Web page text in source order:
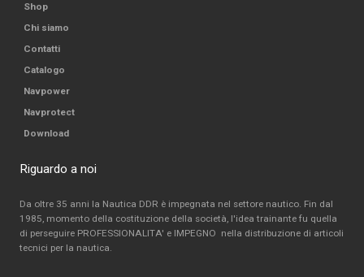
Shop
Chi siamo
Contatti
Catalogo
Navpower
Navprotect
Download
Riguardo a noi
Da oltre 35 anni la Nautica DDR è impegnata nel settore nautico. Fin dal
1985, momento della costituzione della società, l'idea trainante fu quella
di perseguire PROFESSIONALITA' e IMPEGNO nella distribuzione di articoli
tecnici per la nautica.